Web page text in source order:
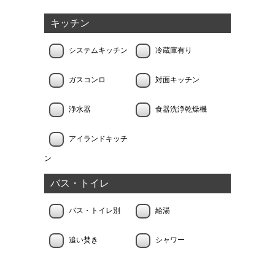
キッチン
システムキッチン 冷蔵庫有り
ガスコンロ 対面キッチン
浄水器 食器洗浄乾燥機
アイランドキッチ
ン
バス・トイレ
バス・トイレ別 給湯
追い焚き シャワー